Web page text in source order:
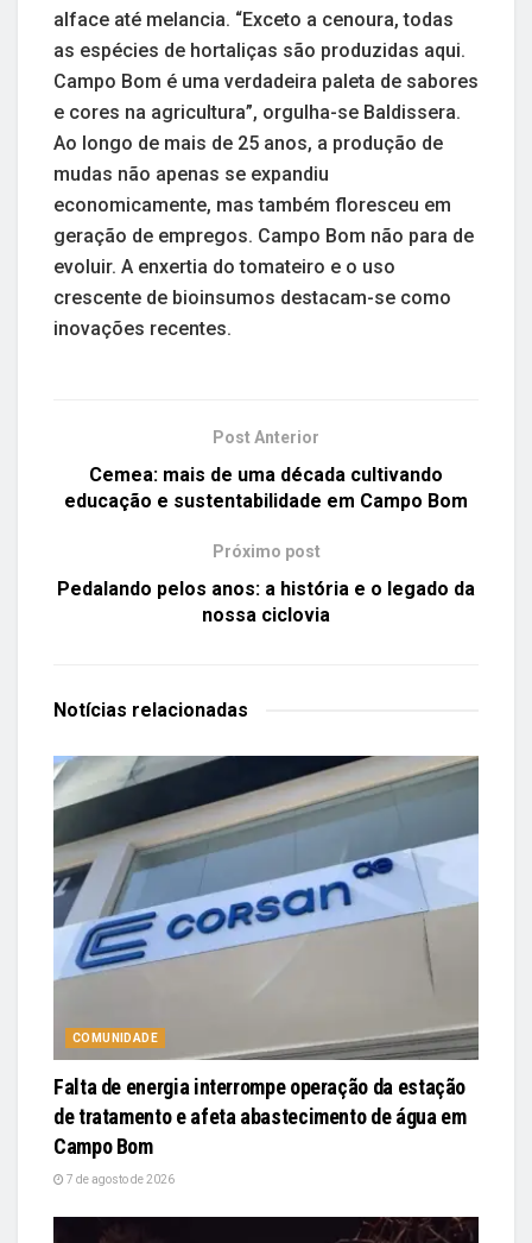
alface até melancia. “Exceto a cenoura, todas
as espécies de hortaliças são produzidas aqui.
Campo Bom é uma verdadeira paleta de sabores
e cores na agricultura”, orgulha-se Baldissera.
Ao longo de mais de 25 anos, a produção de
mudas não apenas se expandiu
economicamente, mas também floresceu em
geração de empregos. Campo Bom não para de
evoluir. A enxertia do tomateiro e o uso
crescente de bioinsumos destacam-se como
inovações recentes.
Post Anterior
Cemea: mais de uma década cultivando
educação e sustentabilidade em Campo Bom
Próximo post
Pedalando pelos anos: a história e o legado da
nossa ciclovia
Notícias relacionadas
COMUNIDADE
Falta de energia interrompe operação da estação
de tratamento e afeta abastecimento de água em
Campo Bom
7 de agosto de 2026